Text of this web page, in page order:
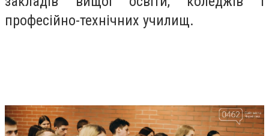
професійно-технічних училищ.